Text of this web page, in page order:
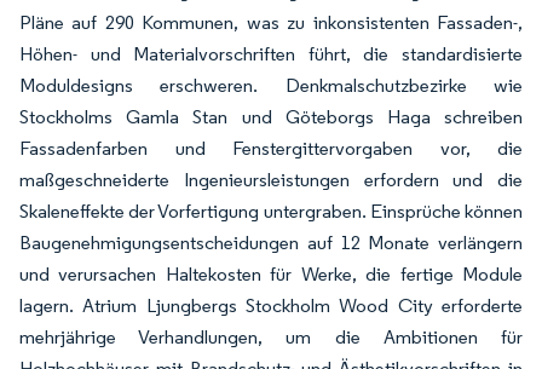
Pläne auf 290 Kommunen, was zu inkonsistenten Fassaden-,
Höhen- und Materialvorschriften führt, die standardisierte
Moduldesigns erschweren. Denkmalschutzbezirke wie
Stockholms Gamla Stan und Göteborgs Haga schreiben
Fassadenfarben und Fenstergittervorgaben vor, die
maßgeschneiderte Ingenieursleistungen erfordern und die
Skaleneffekte der Vorfertigung untergraben. Einsprüche können
Baugenehmigungsentscheidungen auf 12 Monate verlängern
und verursachen Haltekosten für Werke, die fertige Module
lagern. Atrium Ljungbergs Stockholm Wood City erforderte
mehrjährige Verhandlungen, um die Ambitionen für